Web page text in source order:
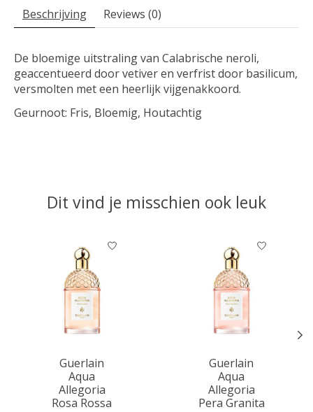
Beschrijving Reviews (0)
De bloemige uitstraling van Calabrische neroli,
geaccentueerd door vetiver en verfrist door basilicum,
versmolten met een heerlijk vijgenakkoord.
Geurnoot: Fris, Bloemig, Houtachtig
Dit vind je misschien ook leuk
Items van productcarrousel
Guerlain
Aqua
Allegoria
Rosa Rossa
Guerlain
Aqua
Allegoria
Pera Granita